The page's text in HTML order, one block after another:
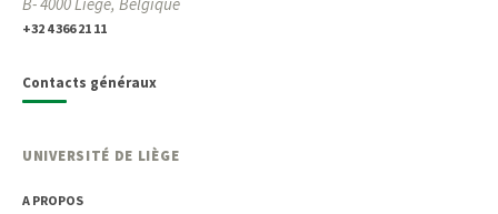
+32 4 366 21 11
Contacts généraux
UNIVERSITÉ DE LIÈGE
A PROPOS